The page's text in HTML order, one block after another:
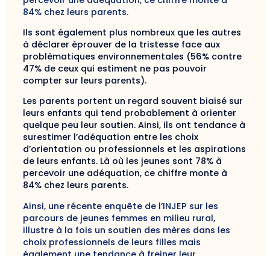
84% chez leurs parents.
Ils sont également plus nombreux que les autres
à déclarer éprouver de la tristesse face aux
problématiques environnementales (56% contre
47% de ceux qui estiment ne pas pouvoir
compter sur leurs parents).
Les parents portent un regard souvent biaisé sur
leurs enfants qui tend probablement à orienter
quelque peu leur soutien. Ainsi, ils ont tendance à
surestimer l’adéquation entre les choix
d’orientation ou professionnels et les aspirations
de leurs enfants. Là où les jeunes sont 78% à
percevoir une adéquation, ce chiffre monte à
84% chez leurs parents.
Ainsi, une récente enquête de l’INJEP sur les
parcours de jeunes femmes en milieu rural,
illustre à la fois un soutien des mères dans les
choix professionnels de leurs filles mais